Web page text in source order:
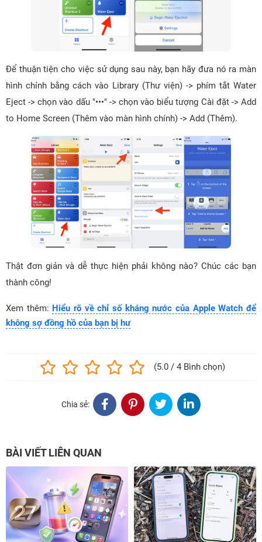
Để thuận tiện cho việc sử dụng sau này, bạn hãy đưa nó ra màn
hình chính bằng cách vào Library (Thư viện) -> phím tắt Water
Eject -> chọn vào dấu "•••" -> chọn vào biểu tượng Cài đặt -> Add
to Home Screen (Thêm vào màn hình chính) -> Add (Thêm).
Thật đơn giản và dễ thực hiện phải không nào? Chúc các bạn
thành công!
Xem thêm: Hiểu rõ về chỉ số kháng nước của Apple Watch để
không sợ đồng hồ của bạn bị hư
(5.0 / 4 Bình chọn)
Chia sẻ:
BÀI VIẾT LIÊN QUAN